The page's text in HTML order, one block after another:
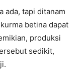
ada, tapi ditanam
betina dapat
produksi
sedikit,